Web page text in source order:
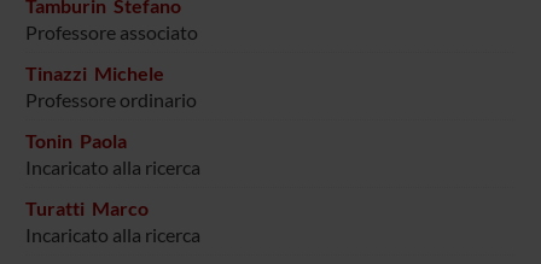
Tamburin Stefano
Professore associato
Tinazzi Michele
Professore ordinario
Tonin Paola
Incaricato alla ricerca
Turatti Marco
Incaricato alla ricerca